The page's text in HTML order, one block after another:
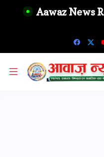
Aawaz News